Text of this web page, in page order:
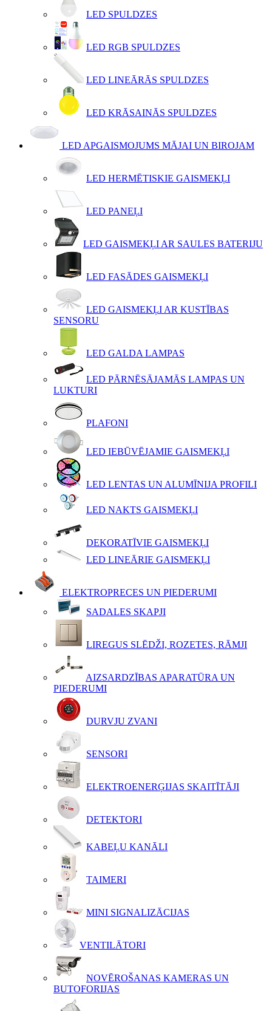
LED SPULDZES
LED RGB SPULDZES
LED LINEĀRĀS SPULDZES
LED KRĀSAINĀS SPULDZES
LED APGAISMOJUMS MĀJAI UN BIROJAM
LED HERMĒTISKIE GAISMEKĻI
LED PANEĻI
LED GAISMEKĻI AR SAULES BATERIJU
LED FASĀDES GAISMEKĻI
LED GAISMEKĻI AR KUSTĪBAS
SENSORU
LED GALDA LAMPAS
LED PĀRNĒSĀJAMĀS LAMPAS UN
LUKTURI
PLAFONI
LED IEBŪVĒJAMIE GAISMEKĻI
LED LENTAS UN ALUMĪNIJA PROFILI
LED NAKTS GAISMEKĻI
DEKORATĪVIE GAISMEKĻI
LED LINEĀRIE GAISMEKĻI
ELEKTROPRECES UN PIEDERUMI
SADALES SKAPJI
LIREGUS SLĒDŽI, ROZETES, RĀMJI
AIZSARDZĪBAS APARATŪRA UN
PIEDERUMI
DURVJU ZVANI
SENSORI
ELEKTROENERĢIJAS SKAITĪTĀJI
DETEKTORI
KABEĻU KANĀLI
TAIMERI
MINI SIGNALIZĀCIJAS
VENTILĀTORI
NOVĒROŠANAS KAMERAS UN
BUTOFORIJAS